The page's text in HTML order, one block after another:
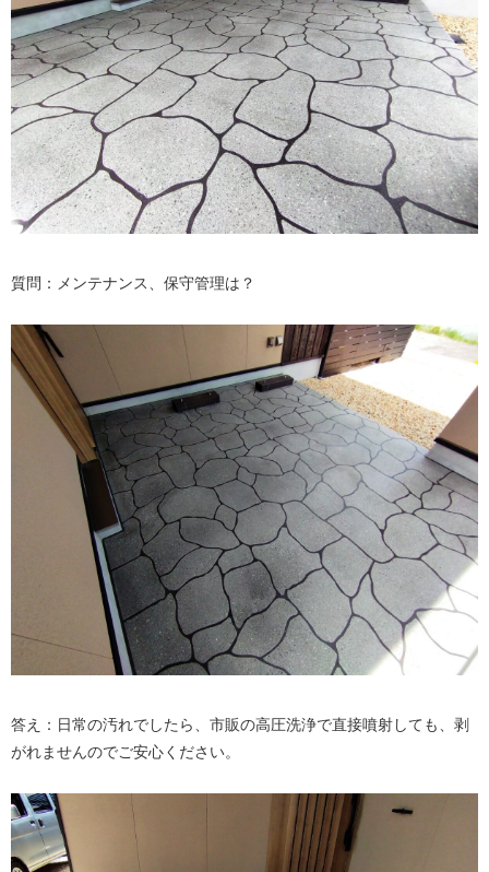
質問：メンテナンス、保守管理は？
答え：日常の汚れでしたら、市販の高圧洗浄で直接噴射しても、剥
がれませんのでご安心ください。